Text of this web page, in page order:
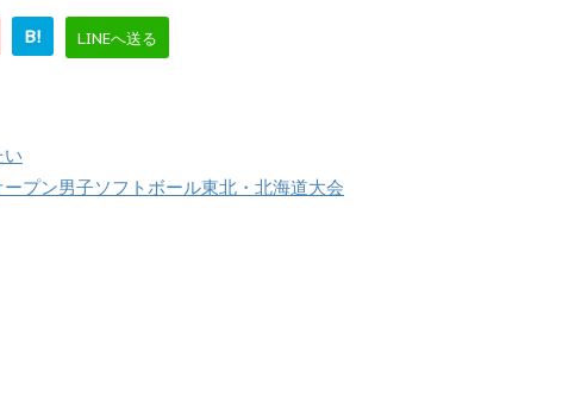
B! LINEへ送る
プン男子ソフトボール東北・北海道大会